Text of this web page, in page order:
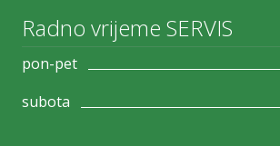
Radno vrijeme SERVIS
pon-pet
subota